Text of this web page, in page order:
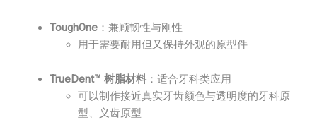
ToughOne ：兼顾韧性与刚性
用于需要耐用但又保持外观的原型件
TrueDent™ 树脂材料 ：适合牙科类应用
可以制作接近真实牙齿颜色与透明度的牙科原
型、义齿原型